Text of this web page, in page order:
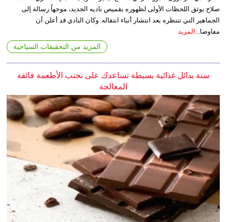
صلاح يوثق اللحظات الأولى لظهوره بقميص ناديه الجديد، موجهاً رسالة إلى
الجماهير التي تنتظره بعد انتشار أنباء انتقاله. وكان النادي قد أعلن أن
مفاوضا... المزيد
المزيد من التحقيقات السياحية
ستة بدائل غذائية بسيطة تساعدك على تجنب الأطعمة فائقة
المعالجة